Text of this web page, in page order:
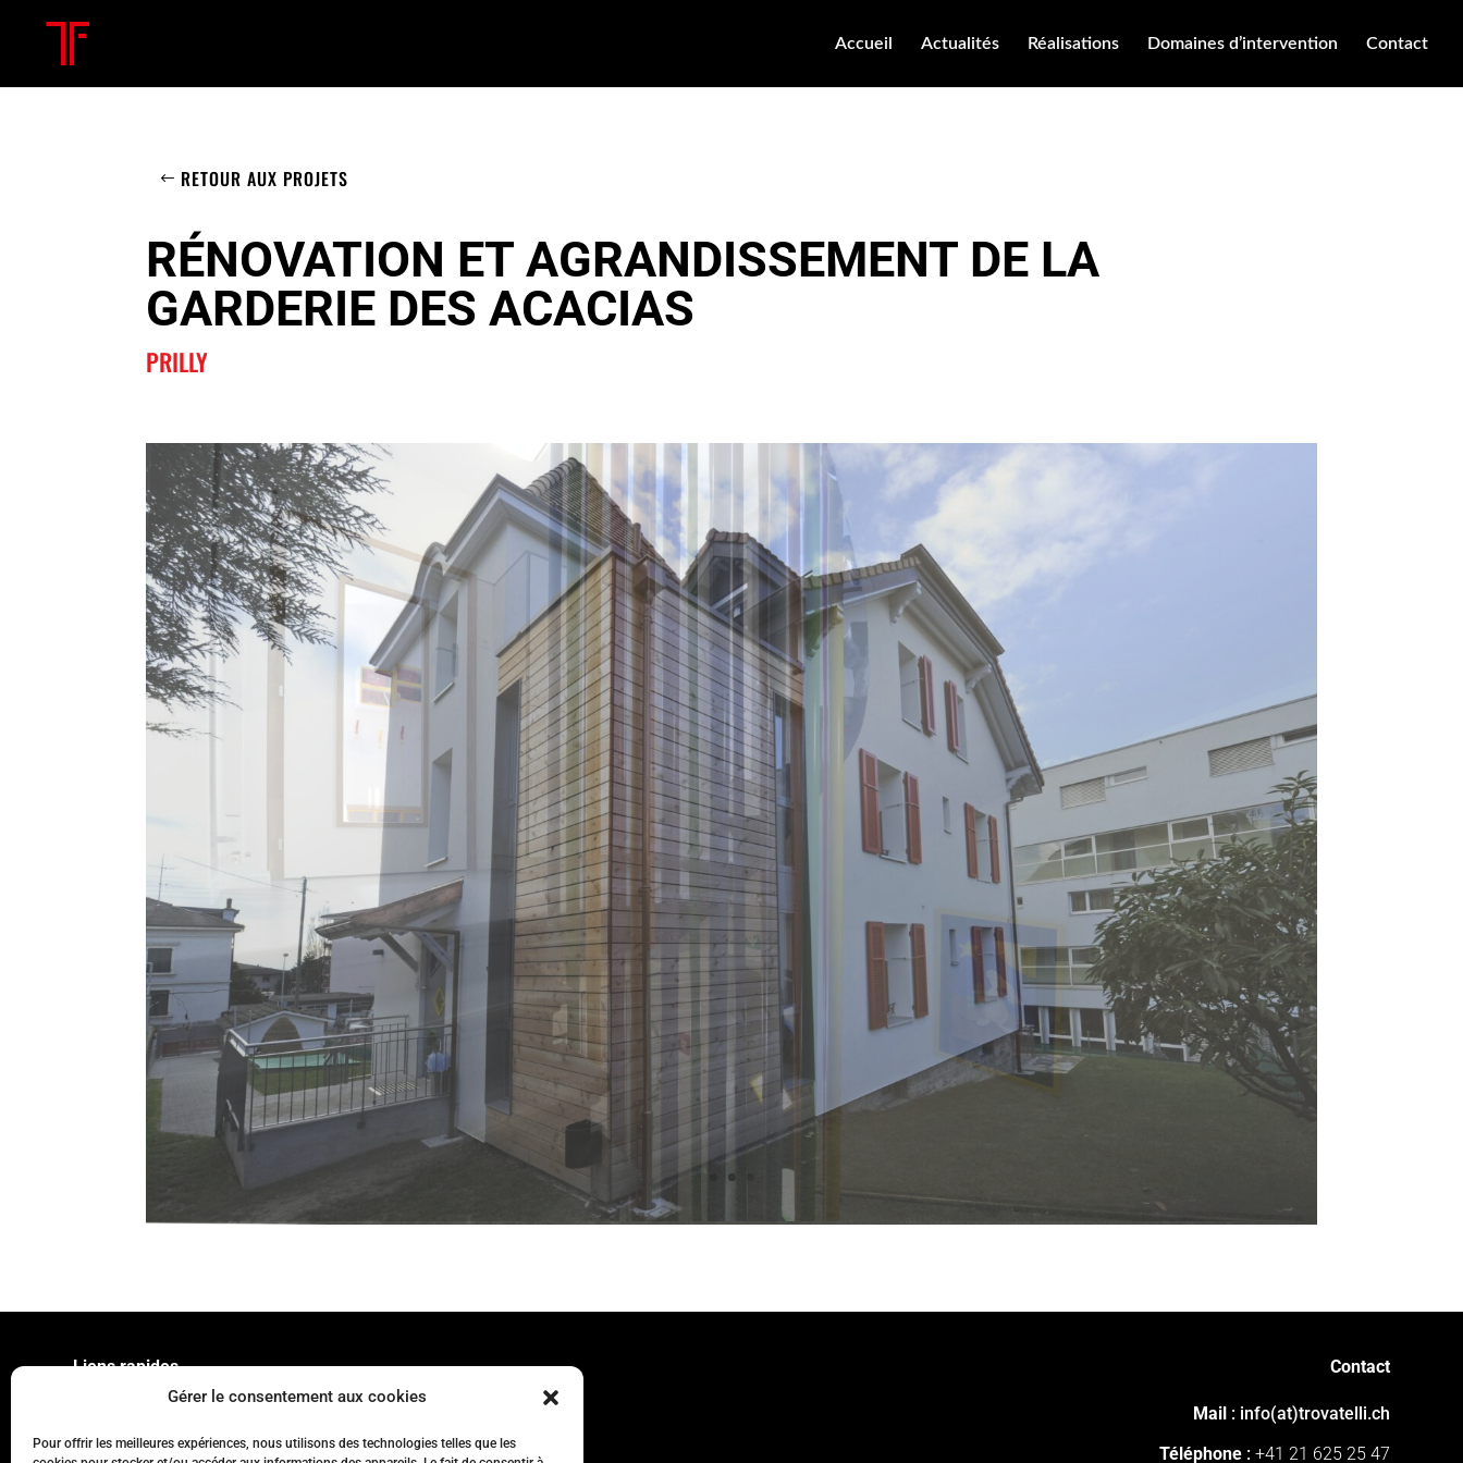
Gérer le consentement aux cookies
Pour offrir les meilleures expériences, nous utilisons des technologies telles que les
Accueil Actualités Réalisations Domaines d’intervention Contact
RETOUR AUX PROJETS
RÉNOVATION ET AGRANDISSEMENT DE LA
GARDERIE DES ACACIAS
PRILLY
Liens rapides
Actualités
Contact
Mail : info(at)trovatelli.ch
Téléphone: +41 21 625 25 47